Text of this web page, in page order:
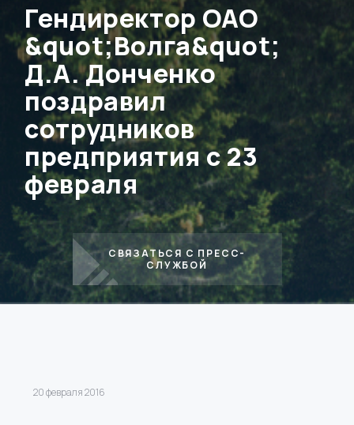
Гендиректор ОАО
&quot;Волга&quot;
Д.А. Донченко
поздравил
сотрудников
предприятия с 23
февраля
СВЯЗАТЬСЯ С ПРЕСС-
СЛУЖБОЙ
20 февраля 2016